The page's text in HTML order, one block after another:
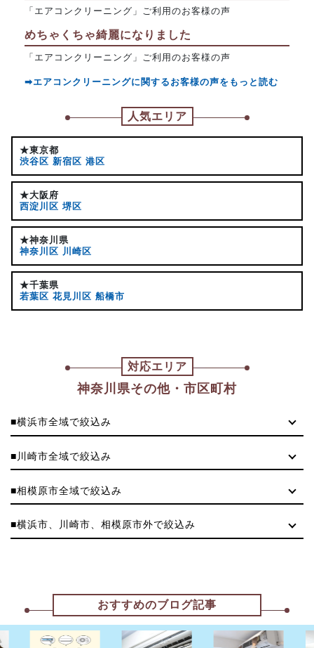
「エアコンクリーニング」ご利用のお客様の声
めちゃくちゃ綺麗になりました
「エアコンクリーニング」ご利用のお客様の声
➡エアコンクリーニングに関するお客様の声をもっと読む
人気エリア
★東京都
渋谷区 新宿区 港区
★大阪府
西淀川区 堺区
★神奈川県
神奈川区 川崎区
★千葉県
若葉区 花見川区 船橋市
対応エリア
神奈川県その他・市区町村
■横浜市全域で絞込み
■川崎市全域で絞込み
■相模原市全域で絞込み
■横浜市、川崎市、相模原市外で絞込み
おすすめのブログ記事